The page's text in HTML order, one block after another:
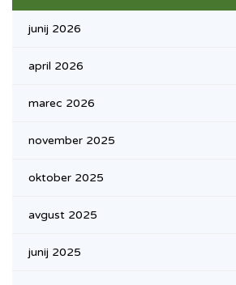
junij 2026
april 2026
marec 2026
november 2025
oktober 2025
avgust 2025
junij 2025